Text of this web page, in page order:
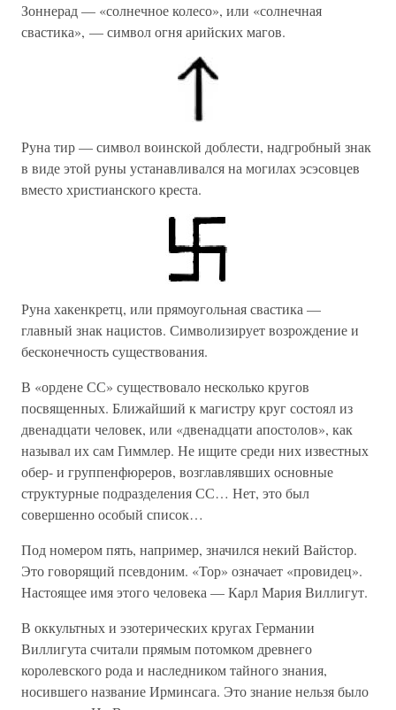
Зоннерад — «солнечное колесо», или «солнечная
свастика», — символ огня арийских магов.
Руна тир — символ воинской доблести, надгробный знак
в виде этой руны устанавливался на могилах эсэсовцев
вместо христианского креста.
Руна хакенкретц, или прямоугольная свастика —
главный знак нацистов. Символизирует возрождение и
бесконечность существования.
В «ордене СС» существовало несколько кругов
посвященных. Ближайший к магистру круг состоял из
двенадцати человек, или «двенадцати апостолов», как
называл их сам Гиммлер. Не ищите среди них известных
обер- и группенфюреров, возглавлявших основные
структурные подразделения СС… Нет, это был
совершенно особый список…
Под номером пять, например, значился некий Вайстор.
Это говорящий псевдоним. «Тор» означает «провидец».
Настоящее имя этого человека — Карл Мария Виллигут.
В оккультных и эзотерических кругах Германии
Виллигута считали прямым потомком древнего
королевского рода и наследником тайного знания,
носившего название Ирминсага. Это знание нельзя было